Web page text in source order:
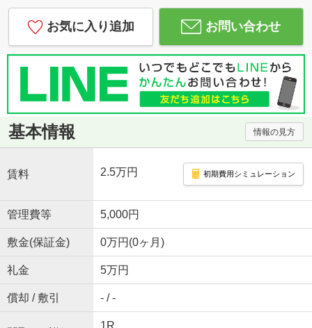
お気に入り追加 お問い合わせ
基本情報 情報の見方
賃料 2.5万円 初期費用シミュレーション
管理費等 5,000円
敷金(保証金) 0万円(0ヶ月)
礼金 5万円
償却 / 敷引 - / -
1R